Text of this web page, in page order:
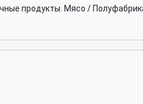
продукты. Мясо /